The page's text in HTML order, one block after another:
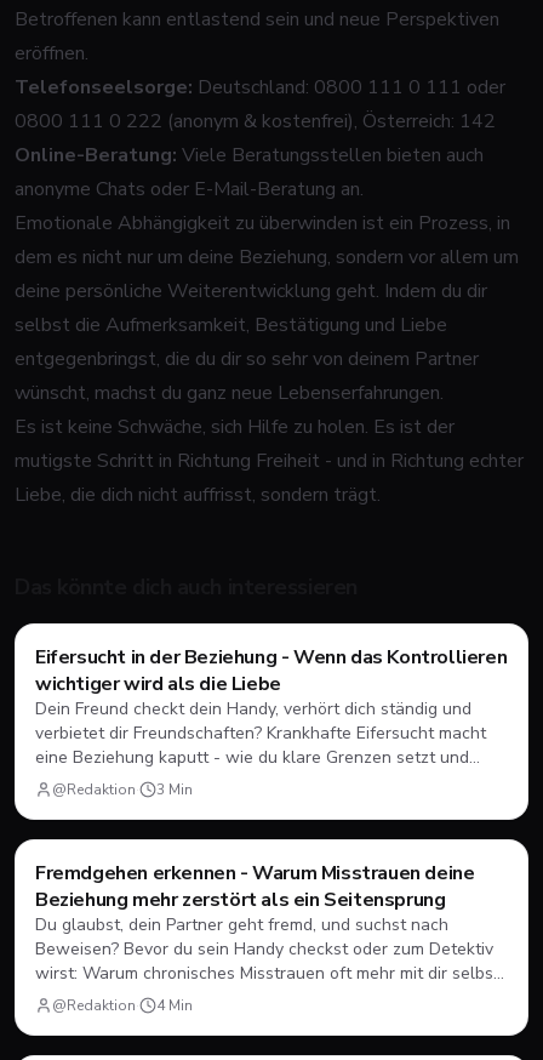
Betroffenen kann entlastend sein und neue Perspektiven
eröffnen.
Telefonseelsorge: Deutschland: 0800 111 0 111 oder
0800 111 0 222 (anonym & kostenfrei), Österreich: 142
Online-Beratung: Viele Beratungsstellen bieten auch
anonyme Chats oder E-Mail-Beratung an.
Emotionale Abhängigkeit zu überwinden ist ein Prozess, in
dem es nicht nur um deine Beziehung, sondern vor allem um
deine persönliche Weiterentwicklung geht. Indem du dir
selbst die Aufmerksamkeit, Bestätigung und Liebe
entgegenbringst, die du dir so sehr von deinem Partner
wünscht, machst du ganz neue Lebenserfahrungen.
Es ist keine Schwäche, sich Hilfe zu holen. Es ist der
mutigste Schritt in Richtung Freiheit - und in Richtung echter
Liebe, die dich nicht auffrisst, sondern trägt.
💘Dating
Eifersucht in der Beziehung - Wenn das Kontrollieren
wichtiger wird als die Liebe
Dein Freund checkt dein Handy, verhört dich ständig und
verbietet dir Freundschaften? Krankhafte Eifersucht macht
eine Beziehung kaputt - wie du klare Grenzen setzt und
wann Schluss sein muss.
@Redaktion· 3 Min
💘Dating
Fremdgehen erkennen - Warum Misstrauen deine
Beziehung mehr zerstört als ein Seitensprung
Du glaubst, dein Partner geht fremd, und suchst nach
Beweisen? Bevor du sein Handy checkst oder zum Detektiv
wirst: Warum chronisches Misstrauen oft mehr mit dir selbst
zu tun hat - und wie du damit umgehen kannst.
@Redaktion· 4Min